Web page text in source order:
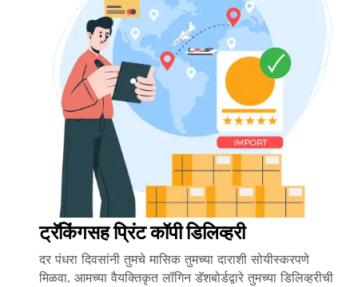
ट्रॅकिंगसह प्रिंट कॉपी डिलिव्हरी
दर पंधरा दिवसांनी तुमचे मासिक तुमच्या दाराशी सोयीस्करपणे
मिळवा. आमच्या वैयक्तिकृत लॉगिन डॅशबोर्डद्वारे तुमच्या डिलिव्हरीची